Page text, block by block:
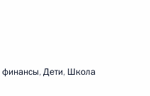
финансы,Дети, Школа